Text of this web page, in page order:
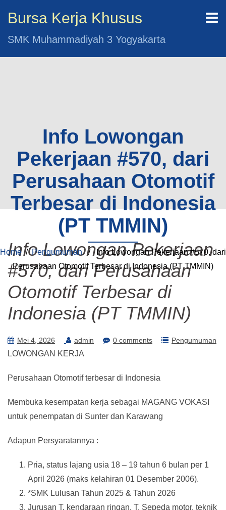
Bursa Kerja Khusus
SMK Muhammadiyah 3 Yogyakarta
Info Lowongan
Pekerjaan #570, dari
Perusahaan Otomotif
Terbesar di Indonesia
(PT TMMIN)
Home/ Pengumuman/ Info Lowongan Pekerjaan #570, dari
Perusahaan Otomotif Terbesar di Indonesia (PT TMMIN)
Info Lowongan Pekerjaan
#570, dari Perusahaan
Otomotif Terbesar di
Indonesia (PT TMMIN)
Mei 4, 2026 admin 0 comments Pengumuman
LOWONGAN KERJA
Perusahaan Otomotif terbesar di Indonesia
Membuka kesempatan kerja sebagai MAGANG VOKASI
untuk penempatan di Sunter dan Karawang
Adapun Persyaratannya :
Pria, status lajang usia 18 – 19 tahun 6 bulan per 1
April 2026 (maks kelahiran 01 Desember 2006).
*SMK Lulusan Tahun 2025 & Tahun 2026
Jurusan T. kendaraan ringan, T. Sepeda motor, teknik